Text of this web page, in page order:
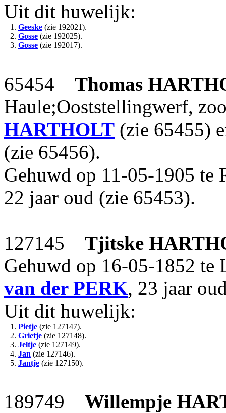
Uit dit huwelijk:
1. Geeske (zie 192021).
2. Gosse (zie 192025).
3. Gosse (zie 192017).
65454 Thomas
Haule;Ooststellingwerf,
HARTHOLT (zie 65455)
(zie 65456).
Gehuwd op 11-05-1905 te
22 jaar oud (zie 65453).
127145 Tjitske
Gehuwd op 16-05-1852 te
van der PERK, 23 jaar
Uit dit huwelijk:
1. Pietje (zie 127147).
2. Grietje (zie 127148).
3. Jeltje (zie 127149).
4. Jan (zie 127146).
5. Jantje (zie 127150).
189749 Willempje